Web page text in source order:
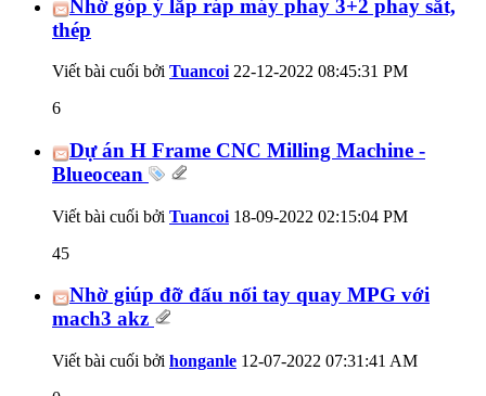
Nhờ góp ý lắp ráp máy phay 3+2 phay sắt,
thép
Viết bài cuối bởi Tuancoi 22-12-2022 08:45:31 PM
6
Dự án H Frame CNC Milling Machine -
Blueocean
Viết bài cuối bởi Tuancoi 18-09-2022 02:15:04 PM
45
Nhờ giúp đỡ đấu nối tay quay MPG với
mach3 akz
Viết bài cuối bởi honganle 12-07-2022 07:31:41 AM